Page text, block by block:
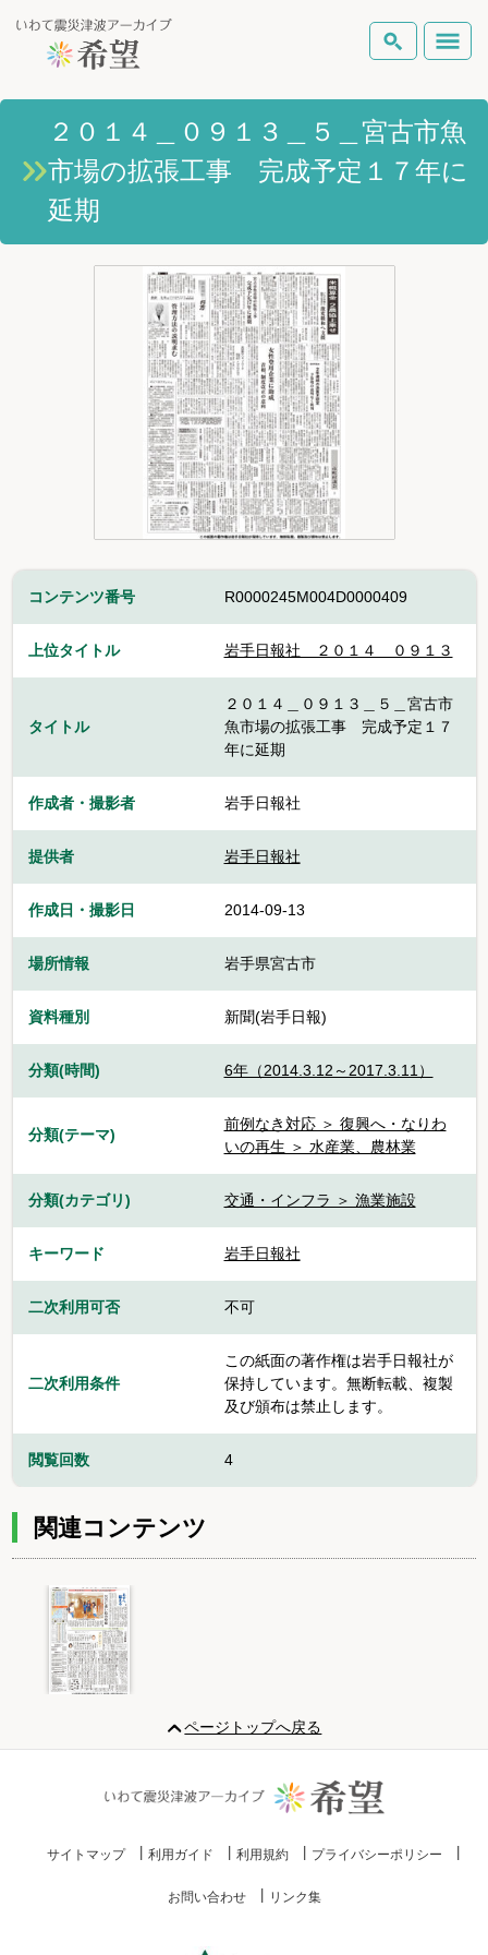
岩手県の被害状況
ピックアップコンテンツ
Foreign Laguage
検索
テーマから探す
２０１４＿０９１３＿５＿宮古市魚
市場の拡張工事 完成予定１７年に
延期
コンテンツ番号 R0000245M004D0000409
上位タイトル 岩手日報社＿２０１４＿０９１３
タイトル
２０１４＿０９１３＿５＿宮古市
魚市場の拡張工事 完成予定１７
年に延期
作成者・撮影者 岩手日報社
提供者 岩手日報社
作成日・撮影日 2014-09-13
場所情報 岩手県宮古市
資料種別 新聞(岩手日報)
分類(時間) 6年（2014.3.12～2017.3.11）
分類(テーマ)
前例なき対応 ＞ 復興へ・なりわ
いの再生 ＞ 水産業、農林業
分類(カテゴリ) 交通・インフラ ＞ 漁業施設
キーワード 岩手日報社
二次利用可否 不可
二次利用条件
この紙面の著作権は岩手日報社が
保持しています。無断転載、複製
及び頒布は禁止します。
閲覧回数 4
関連コンテンツ
1
ページトップへ戻る
サイトマップ 利用ガイド 利用規約 プライバシーポリシー
お問い合わせ リンク集